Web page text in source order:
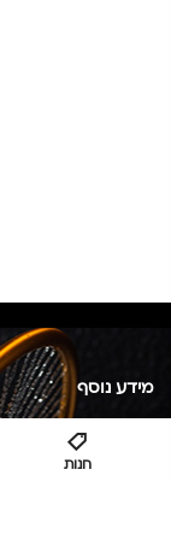
מידע נוסף
כביש ראשי,
חנות